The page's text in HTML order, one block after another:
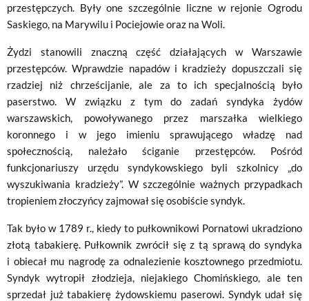
przestępczych. Były one szczególnie liczne w rejonie Ogrodu
Saskiego, na Marywilu i Pociejowie oraz na Woli.
Żydzi stanowili znaczną część działających w Warszawie
przestępców. Wprawdzie napadów i kradzieży dopuszczali się
rzadziej niż chrześcijanie, ale za to ich specjalnością było
paserstwo. W związku z tym do zadań syndyka żydów
warszawskich, powoływanego przez marszałka wielkiego
koronnego i w jego imieniu sprawującego władzę nad
społecznością, należało ściganie przestępców. Pośród
funkcjonariuszy urzędu syndykowskiego byli szkolnicy „do
wyszukiwania kradzieży”. W szczególnie ważnych przypadkach
tropieniem złoczyńcy zajmował się osobiście syndyk.
Tak było w 1789 r., kiedy to pułkownikowi Pornatowi ukradziono
złotą tabakierę. Pułkownik zwrócił się z tą sprawą do syndyka
i obiecał mu nagrodę za odnalezienie kosztownego przedmiotu.
Syndyk wytropił złodzieja, niejakiego Chomińskiego, ale ten
sprzedał już tabakierę żydowskiemu paserowi. Syndyk udał się